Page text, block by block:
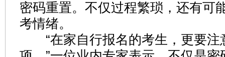
密码重置。不仅过程繁琐，还有可
考情绪。
“在家自行报名的考生，更要注